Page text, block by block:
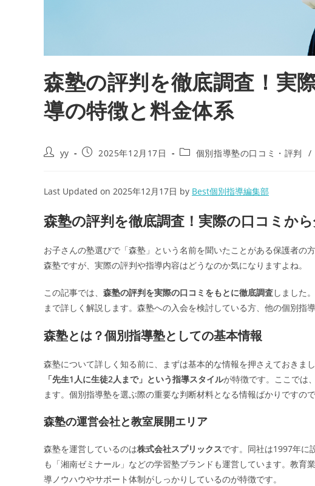
森塾の評判を徹底調査！実
導の特徴と料金体系
投
yy
投
開
日:
2025年12月17日
投
テ
ゴ
ー:
個別指導塾の口コミ・評判 /
Last Updated on 2025年12月17日 by Best個別指導編集部
森塾の評判を徹底調査！実際の口コミか
お子さんの塾選びで「森塾」という名前を聞いたことがある保護者の
森塾ですが、実際の評判や指導内容はどうなのか気になりますよね。
この記事では、 森塾の評判を実際の口コミをもとに徹底調査しました
まで詳しく解説します。森塾への入会を検討している方、他の個別指
森塾とは？個別指導塾としての基本情報
森塾について詳しく知る前に、まずは基本的な情報を押さえておきま
「先生1人に生徒2人まで」という指導スタイルが特徴です。ここでは
ます。個別指導塾を選ぶ際の重要な判断材料となる情報ばかりですの
森塾の運営会社と教室展開エリア
森塾を運営しているのは株式会社スプリックスです。同社は1997年に
も「湘南ゼミナール」などの学習塾ブランドも運営しています。教
導ノウハウやサポート体制がしっかりしているのが特徴です。